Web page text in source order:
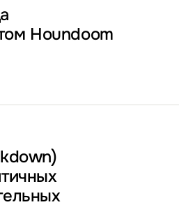
Houndoom